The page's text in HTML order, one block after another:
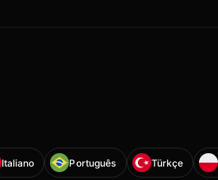
Italiano Português Türkçe